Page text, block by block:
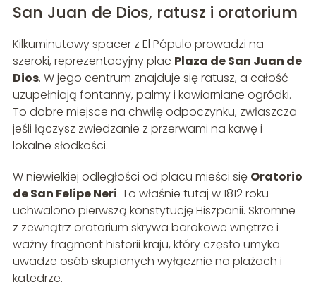
San Juan de Dios, ratusz i oratorium
Kilkuminutowy spacer z El Pópulo prowadzi na
szeroki, reprezentacyjny plac Plaza de San Juan de
Dios. W jego centrum znajduje się ratusz, a całość
uzupełniają fontanny, palmy i kawiarniane ogródki.
To dobre miejsce na chwilę odpoczynku, zwłaszcza
jeśli łączysz zwiedzanie z przerwami na kawę i
lokalne słodkości.
W niewielkiej odległości od placu mieści się Oratorio
de San Felipe Neri. To właśnie tutaj w 1812 roku
uchwalono pierwszą konstytucję Hiszpanii. Skromne
z zewnątrz oratorium skrywa barokowe wnętrze i
ważny fragment historii kraju, który często umyka
uwadze osób skupionych wyłącznie na plażach i
katedrze.